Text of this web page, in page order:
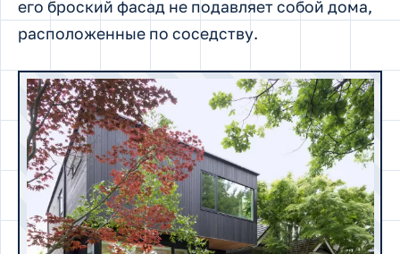
его броский фасад не подавляет собой дома,
расположенные по соседству.